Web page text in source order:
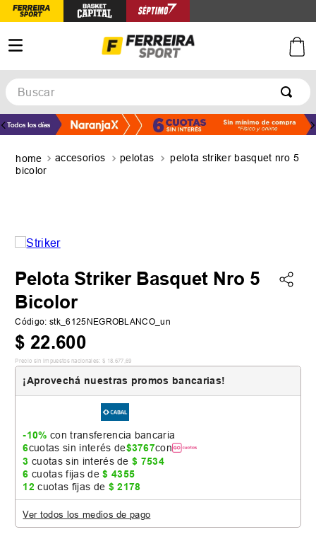
Buscar
TÉRMINOS MÁS BUSCADOS
2.
zapatillas
5. zapatillas adidas
accesorios pelotas
pelota striker basquet nro 5
bicolor
Pelota Striker Basquet Nro 5
Bicolor
Código: stk_6125NEGROBLANCO_un
$ 22.600
Precio sin impuestos nacionales: $ 18.677 ,69
¡Aprovechá nuestras promos bancarias!
-10% con transferencia bancaria
6cuotas sin interés de$3767con
3 cuotas sin interés de$ 7534
6 cuotas fijas de$ 4355
12 cuotas fijas de $ 2178
Ver todos los medios de pago